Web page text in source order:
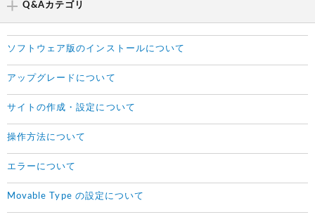
Q&Aカテゴリ
ソフトウェア版のインストールについて
アップグレードについて
サイトの作成・設定について
操作方法について
エラーについて
Movable Type の設定について